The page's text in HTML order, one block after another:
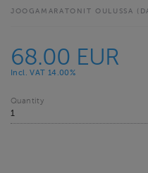
JOOGAMARATONIT OULUSSA
68.00 EUR
Incl. VAT 14.00%
Quantity